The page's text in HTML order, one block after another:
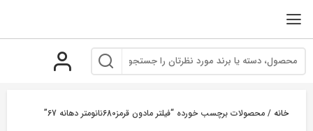
خانه / محصولات برچسب خورده “فیلتر مادون قرمز680نانومتر دهانه 67”